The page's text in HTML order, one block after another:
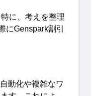
に、考えを整理
にGenspark割引
動化や複雑なワ